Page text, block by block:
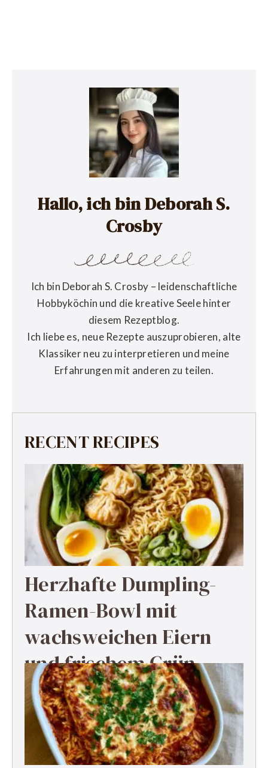
Hallo, ich bin Deborah S.
Crosby
Ich bin Deborah S. Crosby – leidenschaftliche
Hobbyköchin und die kreative Seele hinter
diesem Rezeptblog.
Ich liebe es, neue Rezepte auszuprobieren, alte
Klassiker neu zu interpretieren und meine
Erfahrungen mit anderen zu teilen.
RECENT RECIPES
Herzhafte Dumpling-
Ramen-Bowl mit
wachsweichen Eiern
und frischem Grün